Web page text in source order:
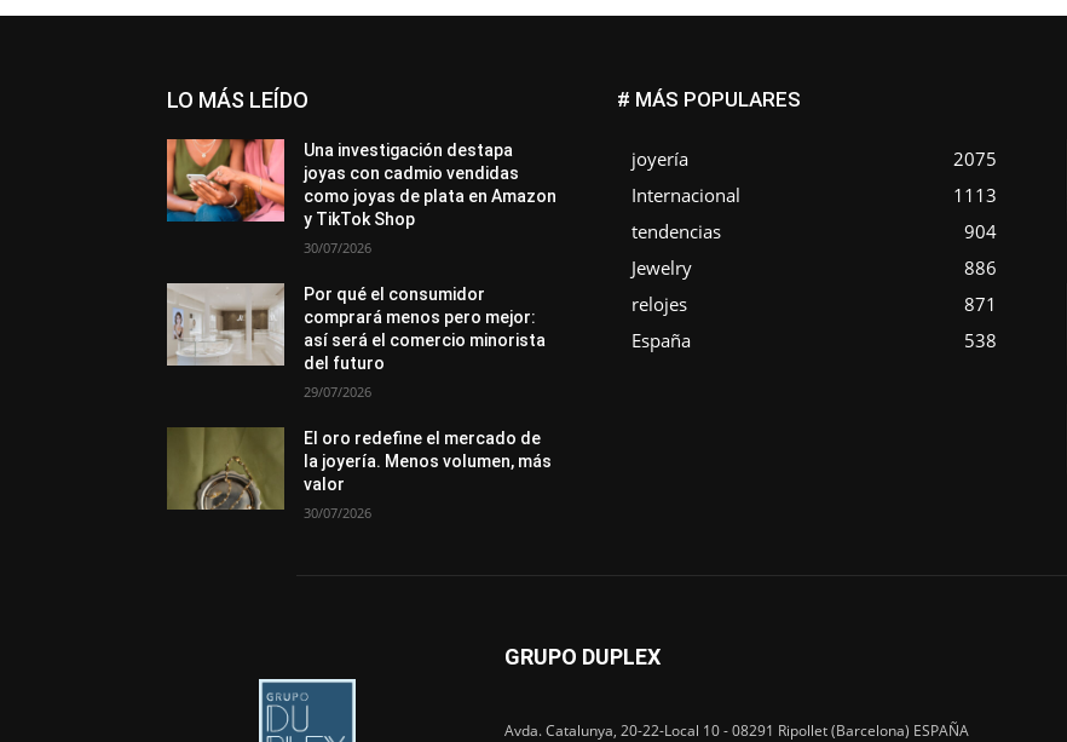
LO MÁS LEÍDO
Una investigación destapa
joyas con cadmio vendidas
como joyas de plata en Amazon
y TikTok Shop
30/07/2026
Por qué el consumidor
comprará menos pero mejor:
así será el comercio minorista
del futuro
29/07/2026
El oro redefine el mercado de
la joyería. Menos volumen, más
valor
30/07/2026
# MÁS POPULARES
joyería
2075
Internacional
1113
tendencias
904
Jewelry
886
relojes
871
España
538
GRUPO DUPLEX
Avda. Catalunya, 20-22-Local 10 - 08291 Ripollet (Barcelona) ESPAÑA